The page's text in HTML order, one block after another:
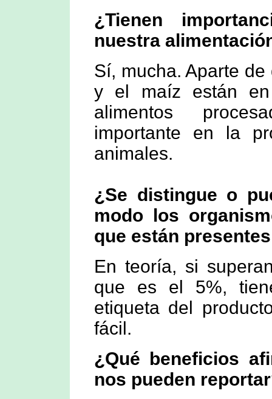
¿Tienen
nuestra
Sí, mucha. Aparte
y el maíz están
alimentos
importante en la
animales.
¿Se distingue o
modo los
que están
En teoría, si
que es el 5%,
etiqueta del
fácil.
¿Qué beneficios
nos pueden